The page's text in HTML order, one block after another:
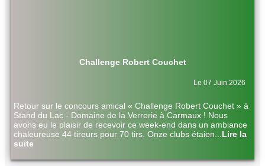
Challenge Robert Couchet
Le 07 Juin 2026
Retour sur le concours amical « Challenge Robert Couchet » à
Stand du Lac - Domaine de la Verrerie à Carmaux ! Nous
avons eu le plaisir de recevoir ce week-end dans un ambiance
chaleureuse 44 tireurs pour 70 tirs. Onze clubs étaien
Lire la
suite